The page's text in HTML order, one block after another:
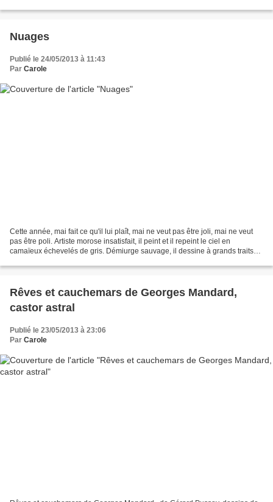
Nuages
Publié le 24/05/2013 à 11:43
Par Carole
Cette année, mai fait ce qu'il lui plaît, mai ne veut pas être joli, mai ne veut
pas être poli. Artiste morose insatisfait, il peint et il repeint le ciel en
camaïeux échevelés de gris. Démiurge sauvage, il dessine à grands traits
Rêves et cauchemars de Georges Mandard,
castor astral
Publié le 23/05/2013 à 23:06
Par Carole